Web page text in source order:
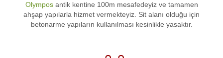
Olymposantik kentine 100m mesafedeyiz ve tamamen
ahşap yapılarla hizmet vermekteyiz. Sit alanı olduğu için
betonarme yapıların kullanılması kesinlikle yasaktır.